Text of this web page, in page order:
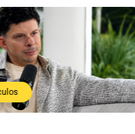
Espectáculos